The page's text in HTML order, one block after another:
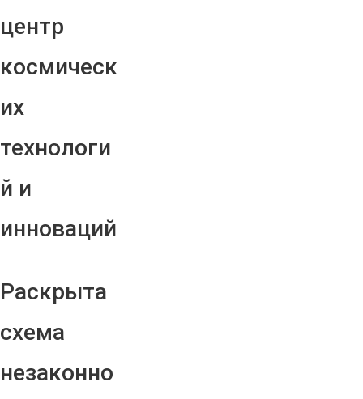
центр
космическ
их
технологи
й и
инноваций
Раскрыта
схема
незаконно